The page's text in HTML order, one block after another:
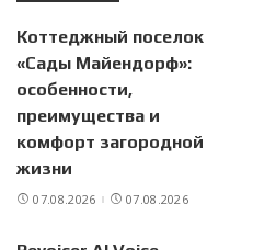
Коттеджный поселок
«Сады Майендорф»:
особенности,
преимущества и
комфорт загородной
жизни
07.08.2026 07.08.2026